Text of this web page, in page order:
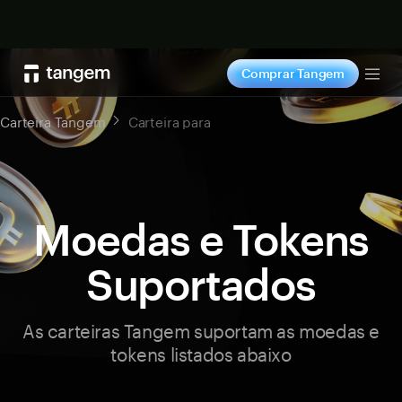
Comprar Tangem
Carteira Tangem Carteira para
Moedas e Tokens
Suportados
As carteiras Tangem suportam as moedas e
tokens listados abaixo